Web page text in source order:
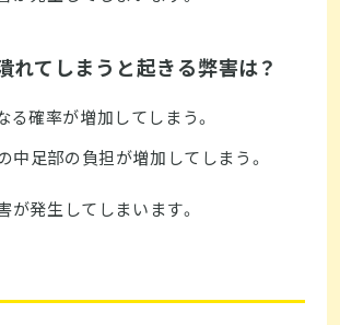
れてしまうと起きる弊害は？
る確率が増加してしまう。
中足部の負担が増加してしまう。
が発生してしまいます。